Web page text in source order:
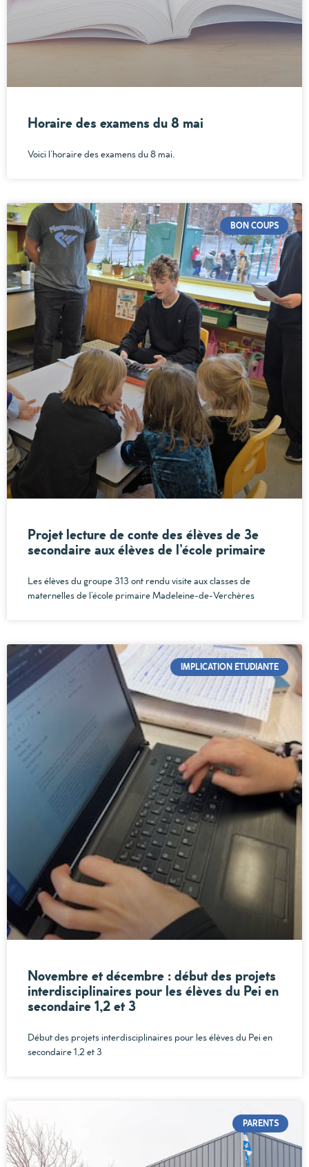
Horaire des examens du 8 mai
Voici l’horaire des examens du 8 mai.
BON COUPS
Projet lecture de conte des élèves de 3e
secondaire aux élèves de l’école primaire
Les élèves du groupe 313 ont rendu visite aux classes de
maternelles de l’école primaire Madeleine-de-Verchères
IMPLICATION ÉTUDIANTE
Novembre et décembre : début des projets
interdisciplinaires pour les élèves du Pei en
secondaire 1,2 et 3
Début des projets interdisciplinaires pour les élèves du Pei en
secondaire 1,2 et 3
PARENTS